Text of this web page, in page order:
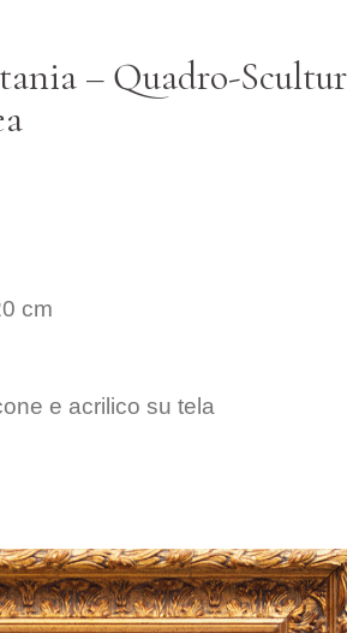
– Quadro-
cm
e acrilico su tela